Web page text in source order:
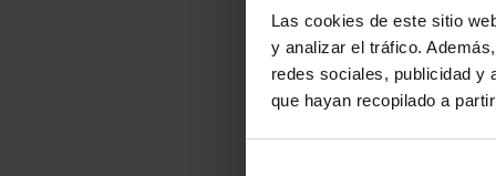
Las cookies de este sitio
y analizar el tráfico.
redes sociales, publicidad y
que hayan recopilado a
Pedí el
Ups, ordenó el
Leer más
¿No he
Si no ha recibido
cometido…